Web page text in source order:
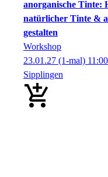
anorganische Tinte:
natürlicher Tinte &
gestalten
Workshop
23.01.27 (1-mal) 11:00
Sipplingen